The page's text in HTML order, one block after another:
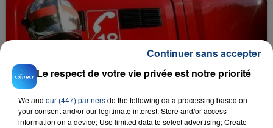
INCENDIE MORTEL À LENS : UNE FEMME ET
SON BÉBÉ ENTRE LA VIE ET LA...
Le respect de votre vie privée est notre priorité
We and our (447) partnersdo the following data processing based on
your consent and/or our legitimate interest: Store and/or access
information on a device; Use limited data to select advertising; Create
Continuer sans accepter